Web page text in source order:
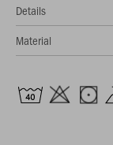
Details
Material